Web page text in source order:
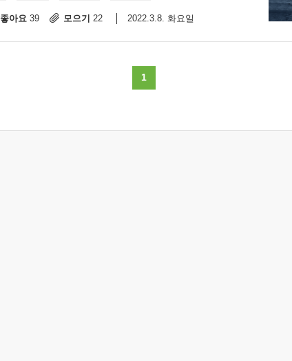
좋아요 39 모으기 22 2022.3.8. 화요일
1